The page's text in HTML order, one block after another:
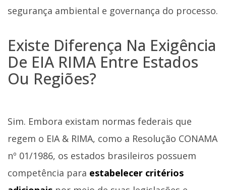
segurança ambiental e governança do processo.
Existe Diferença Na Exigência
De EIA RIMA Entre Estados
Ou Regiões?
Sim. Embora existam normas federais que
regem o EIA & RIMA, como a Resolução CONAMA
nº 01/1986, os estados brasileiros possuem
competência para estabelecer critérios